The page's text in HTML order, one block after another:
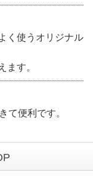
く使うオリジナル
ます。
て便利です。